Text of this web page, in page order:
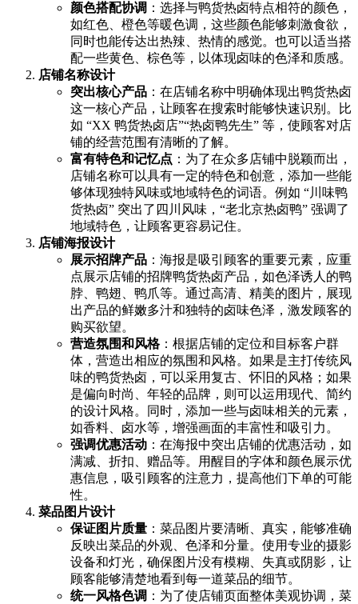
颜色搭配协调 ：选择与鸭货热卤特点相符的颜色，
如红色、橙色等暖色调，这些颜色能够刺激食欲，
同时也能传达出热辣、热情的感觉。也可以适当搭
配一些黄色、棕色等，以体现卤味的色泽和质感。
店铺名称设计
突出核心产品 ：在店铺名称中明确体现出鸭货热卤
这一核心产品，让顾客在搜索时能够快速识别。比
如 “XX 鸭货热卤店”“热卤鸭先生” 等，使顾客对店
铺的经营范围有清晰的了解。
富有特色和记忆点 ：为了在众多店铺中脱颖而出，
店铺名称可以具有一定的特色和创意，添加一些能
够体现独特风味或地域特色的词语。例如 “川味鸭
货热卤” 突出了四川风味，“老北京热卤鸭” 强调了
地域特色，让顾客更容易记住。
店铺海报设计
展示招牌产品 ：海报是吸引顾客的重要元素，应重
点展示店铺的招牌鸭货热卤产品，如色泽诱人的鸭
脖、鸭翅、鸭爪等。通过高清、精美的图片，展现
出产品的鲜嫩多汁和独特的卤味色泽，激发顾客的
购买欲望。
营造氛围和风格：根据店铺的定位和目标客户群
体，营造出相应的氛围和风格。如果是主打传统风
味的鸭货热卤，可以采用复古、怀旧的风格；如果
是偏向时尚、年轻的品牌，则可以运用现代、简约
的设计风格。同时，添加一些与卤味相关的元素，
如香料、卤水等，增强画面的丰富性和吸引力。
强调优惠活动 ：在海报中突出店铺的优惠活动，如
满减、折扣、赠品等。用醒目的字体和颜色展示优
惠信息，吸引顾客的注意力，提高他们下单的可能
性。
菜品图片设计
保证图片质量 ：菜品图片要清晰、真实，能够准确
反映出菜品的外观、色泽和分量。使用专业的摄影
设备和灯光，确保图片没有模糊、失真或阴影，让
顾客能够清楚地看到每一道菜品的细节。
统一风格色调 ：为了使店铺页面整体美观协调，菜